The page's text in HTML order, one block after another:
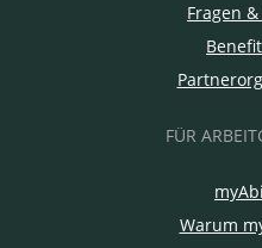
Fragen
FÜR
Warum